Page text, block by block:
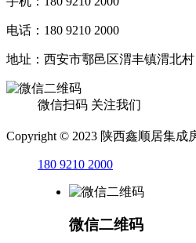
电话：180 9210 2000
地址：西安市鄠邑区渭丰镇渭北村
微信扫码 关注我们
Copyright © 2023 陕西鑫顺居集成
180 9210 2000
微信二维码